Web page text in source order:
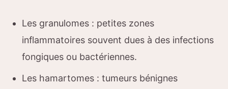
Les granulomes : petites zones
inflammatoires souvent dues à des infections
fongiques ou bactériennes.
Les hamartomes : tumeurs bénignes